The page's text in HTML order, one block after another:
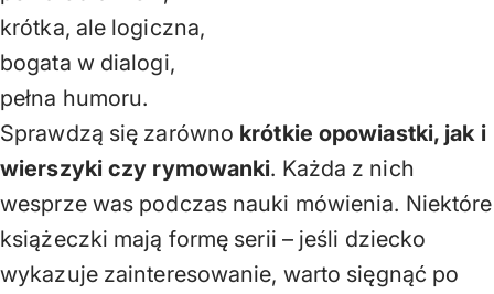
krótka, ale logiczna,
bogata w dialogi,
pełna humoru.
Sprawdzą się zarówno krótkie opowiastki, jak i
wierszyki czy rymowanki. Każda z nich
wesprze was podczas nauki mówienia. Niektóre
książeczki mają formę serii – jeśli dziecko
wykazuje zainteresowanie, warto sięgnąć po